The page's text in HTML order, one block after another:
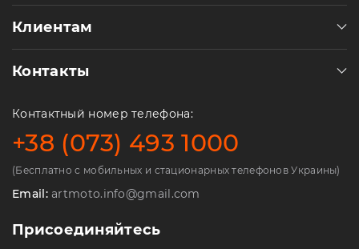
Клиентам
Контакты
Контактный номер телефона:
+38 (073) 493 1000
(Бесплатно с мобильных и стационарных телефонов Украины)
Email:artmoto.info@gmail.com
Присоединяйтесь